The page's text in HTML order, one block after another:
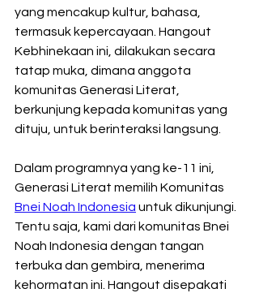
yang mencakup kultur, bahasa,
termasuk kepercayaan. Hangout
Kebhinekaan ini, dilakukan secara
tatap muka, dimana anggota
komunitas Generasi Literat,
berkunjung kepada komunitas yang
dituju, untuk berinteraksi langsung.
Dalam programnya yang ke-11 ini,
Generasi Literat memilih Komunitas
Bnei Noah Indonesia untuk dikunjungi.
Tentu saja, kami dari komunitas Bnei
Noah Indonesia dengan tangan
terbuka dan gembira, menerima
kehormatan ini. Hangout disepakati